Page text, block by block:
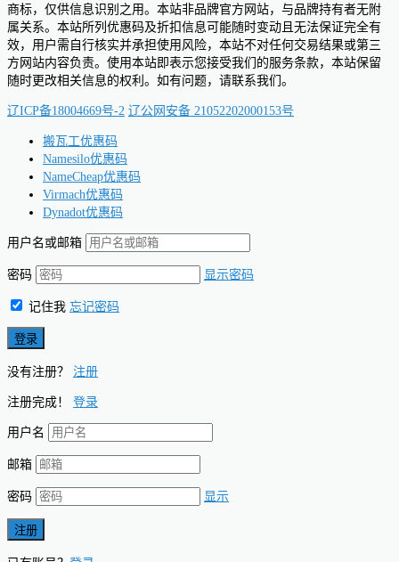
商标，仅供信息识别之用。本站非品牌官方网站，与品牌持有者无附
属关系。本站所列优惠码及折扣信息可能随时变动且无法保证完全有
效，用户需自行核实并承担使用风险，本站不对任何交易结果或第三
方网站内容负责。使用本站即表示您接受我们的服务条款，本站保留
随时更改相关信息的权利。如有问题，请联系我们。
辽ICP备18004669号-2 辽公网安备 21052202000153号
搬瓦工优惠码
Namesilo优惠码
NameCheap优惠码
Virmach优惠码
Dynadot优惠码
用户名或邮箱
密码 显示密码
记住我 忘记密码
没有注册？ 注册
注册完成！ 登录
用户名
邮箱
密码 显示